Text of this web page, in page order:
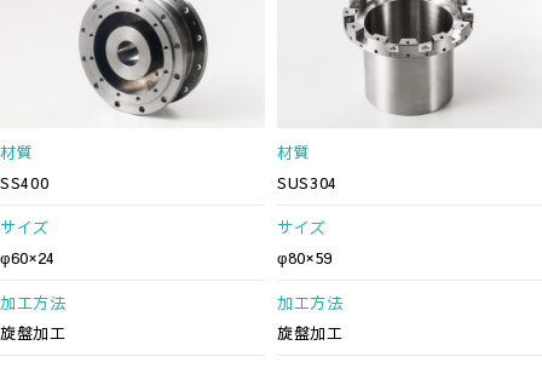
材質
SS400
サイズ
φ60×24
加工方法
旋盤加工
材質
SUS304
サイズ
φ80×59
加工方法
旋盤加工